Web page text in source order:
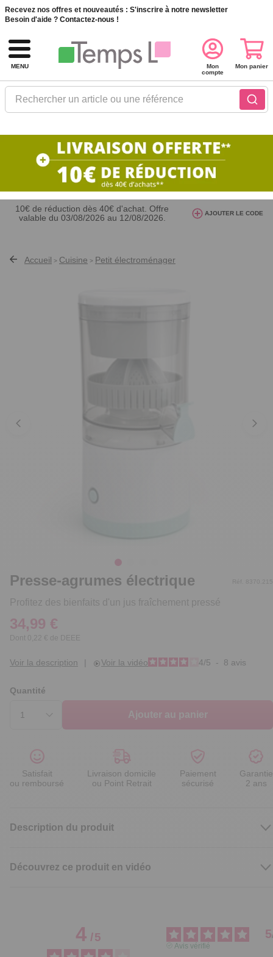
Recevez nos offres et nouveautés : S'inscrire à notre newsletter
Besoin d'aide ? Contactez-nous !
MENU
Rechercher un article ou une référence
Mon
compte
Mon panier
10€ de réduction dès 40€ d'achat. Offre
valable du 03/08/2026 au 12/08/2026.
avec le code AT26
AJOUTER LE CODE
Accueil > Cuisine > Petit électroménager
Presse-agrumes électrique
Profitez des bienfaits d'un jus fraîchement pressé
Réf. 8370.215
34,99 €
Dont 0,22 € de DEEE
Voir la description | Voir la vidéo 4/5 - 8 avis
Quantité
Ajouter au panier
Satisfait
ou remboursé
Livraison domicile
ou Point Retrait
Paiement
sécurisé
Garantie
2 ans
Description du produit
Découvrez ce produit en vidéo
4/5 5
Avis vérifié